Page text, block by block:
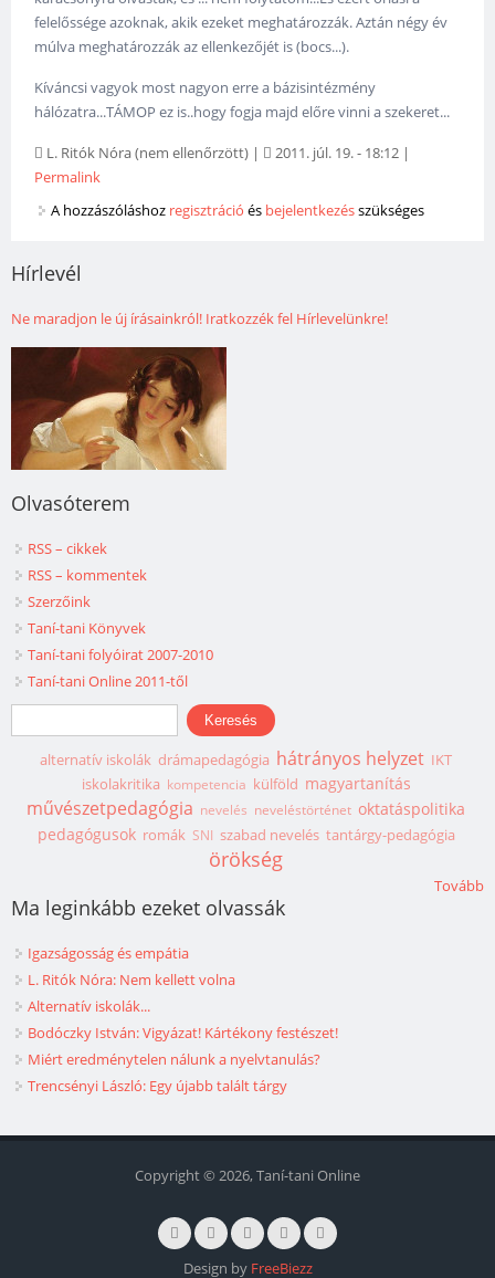
felelőssége azoknak, akik ezeket meghatározzák. Aztán négy év
múlva meghatározzák az ellenkezőjét is (bocs...).
Kíváncsi vagyok most nagyon erre a bázisintézmény
hálózatra...TÁMOP ez is..hogy fogja majd előre vinni a szekeret...
L. Ritók Nóra (nem ellenőrzött) | 2011. júl. 19. - 18:12 |
Permalink
A hozzászóláshoz regisztráció és bejelentkezésszükséges
Hírlevél
Ne maradjon le új írásainkról! Iratkozzék fel Hírlevelünkre!
Olvasóterem
RSS – cikkek
RSS – kommentek
Szerzőink
Taní-tani Könyvek
Taní-tani folyóirat 2007-2010
Taní-tani Online 2011-től
Keresés űrlap
Keresés
alternatív iskolák drámapedagógia hátrányos helyzet IKT
iskolakritika kompetencia külföld magyartanítás
művészetpedagógia nevelés neveléstörténet oktatáspolitika
pedagógusok romák SNI szabad nevelés tantárgy-pedagógia
örökség
Tovább
Ma leginkább ezeket olvassák
Igazságosság és empátia
L. Ritók Nóra: Nem kellett volna
Alternatív iskolák...
Bodóczky István: Vigyázat! Kártékony festészet!
Miért eredménytelen nálunk a nyelvtanulás?
Trencsényi László: Egy újabb talált tárgy
Copyright © 2026, Taní-tani Online
Design by FreeBiezz